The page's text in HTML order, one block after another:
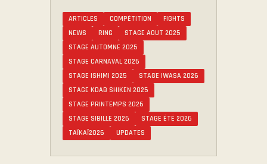
ARTICLES COMPÉTITION
FIGHTS
NEWS
RING
STAGE AOUT 2025
STAGE AUTOMNE 2025
STAGE CARNAVAL 2026
STAGE ISHIMI 2025
STAGE IWASA 2026
STAGE KDAB SHIKEN 2025
STAGE PRINTEMPS 2026
STAGE SIBILLE 2026
STAGE ÉTÉ 2026
TAÏKAÏ2026
UPDATES